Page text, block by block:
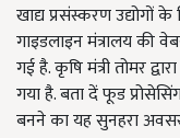
खाद्य प्रसंस्करण उद्योगों
गाइडलाइन मंत्रालय की
गई है. कृषि मंत्री तोमर
गया है. बता दें फूड
बनने का यह सुनहरा